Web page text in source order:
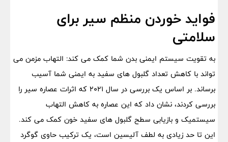
فواید خوردن منظم سیر برای
سلامتی
به تقویت سیستم ایمنی بدن شما کمک می کند: التهاب مزمن می
تواند با کاهش تعداد گلبول های سفید به ایمنی شما آسیب
برساند. بر اساس یک بررسی در سال ۲۰۲۱ که اثرات عصاره سیر را
بررسی کردند، نشان داد که این عصاره به کاهش التهاب
سیستمیک و بازیابی سطح گلبول های سفید خون کمک می کند.
این تا حد زیادی به لطف آلیسین است، یک ترکیب حاوی گوگرد